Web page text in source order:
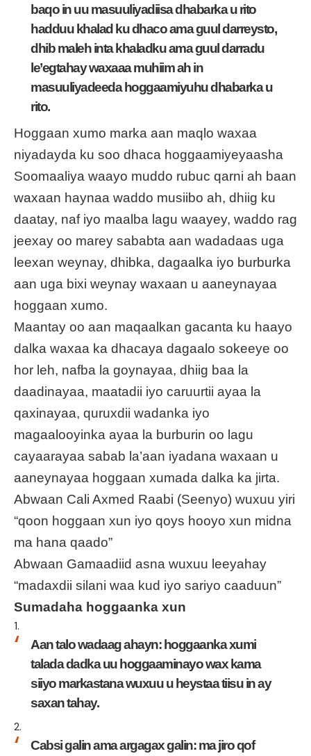
baqo in uu masuuliyadiisa dhabarka u rito
hadduu khalad ku dhaco ama guul darreysto,
dhib maleh inta khaladku ama guul darradu
le’egtahay waxaaa muhiim ah in
masuuliyadeeda hoggaamiyuhu dhabarka u
rito.
Hoggaan xumo marka aan maqlo waxaa
niyadayda ku soo dhaca hoggaamiyeyaasha
Soomaaliya waayo muddo rubuc qarni ah baan
waxaan haynaa waddo musiibo ah, dhiig ku
daatay, naf iyo maalba lagu waayey, waddo rag
jeexay oo marey sababta aan wadadaas uga
leexan weynay, dhibka, dagaalka iyo burburka
aan uga bixi weynay waxaan u aaneynayaa
hoggaan xumo.
Maantay oo aan maqaalkan gacanta ku haayo
dalka waxaa ka dhacaya dagaalo sokeeye oo
hor leh, nafba la goynayaa, dhiig baa la
daadinayaa, maatadii iyo caruurtii ayaa la
qaxinayaa, quruxdii wadanka iyo
magaalooyinka ayaa la burburin oo lagu
cayaarayaa sabab la’aan iyadana waxaan u
aaneynayaa hoggaan xumada dalka ka jirta.
Abwaan Cali Axmed Raabi (Seenyo) wuxuu yiri
“qoon hoggaan xun iyo qoys hooyo xun midna
ma hana qaado”
Abwaan Gamaadiid asna wuxuu leeyahay
“madaxdii silani waa kud iyo sariyo caaduun”
Sumadaha hoggaanka xun
Aan talo wadaag ahayn: hoggaanka xumi
talada dadka uu hoggaaminayo wax kama
siiyo markastana wuxuu u heystaa tiisu in ay
saxan tahay.
Cabsi galin ama argagax galin: ma jiro qof